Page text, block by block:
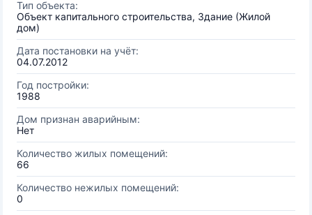
Тип объекта:
Объект капитального строительства, Здание (Жилой
дом)
Дата постановки на учёт:
04.07.2012
Год постройки:
1988
Дом признан аварийным:
Нет
Количество жилых помещений:
66
Количество нежилых помещений:
0